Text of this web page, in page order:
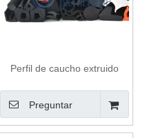
Perfil de caucho extruido
Preguntar